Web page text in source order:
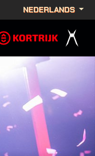
NEDERLANDS